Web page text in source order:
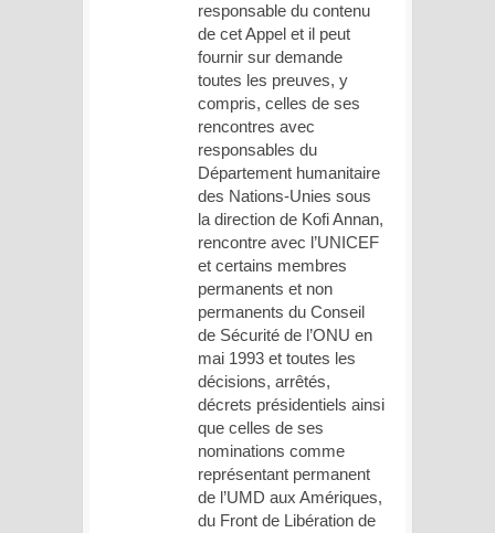
responsable du contenu
de cet Appel et il peut
fournir sur demande
toutes les preuves, y
compris, celles de ses
rencontres avec
responsables du
Département humanitaire
des Nations-Unies sous
la direction de Kofi Annan,
rencontre avec l’UNICEF
et certains membres
permanents et non
permanents du Conseil
de Sécurité de l’ONU en
mai 1993 et toutes les
décisions, arrêtés,
décrets présidentiels ainsi
que celles de ses
nominations comme
représentant permanent
de l’UMD aux Amériques,
du Front de Libération de